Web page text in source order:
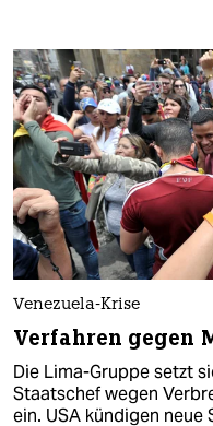
Venezuela-Krise
Verfahren gegen
Die Lima-Gruppe setzt
Staatschef wegen
ein. USA kündigen neue